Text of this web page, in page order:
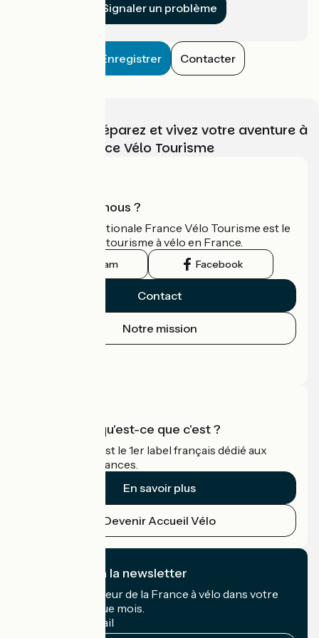
Signaler un problème
Enregistrer Contacter
Choisissez, préparez et vivez votre aventure à
vélo avec France Vélo Tourisme
Qui sommes-nous ?
L'association nationale France Vélo Tourisme est le
guide officiel du tourisme à vélo en France.
Instagram Facebook
Contact
Notre mission
Accueil Vélo qu'est-ce que c'est ?
Accueil Vélo c'est le 1er label français dédié aux
cyclistes en vacances.
En savoir plus
Devenir Accueil Vélo
Je m'abonne à la newsletter
Recevez le meilleur de la France à vélo dans votre
boîte mail chaque mois.
Mon adresse mail